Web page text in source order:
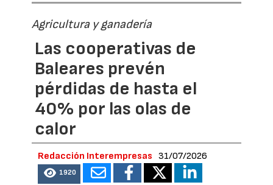
Agricultura y ganadería
Las cooperativas de
Baleares prevén
pérdidas de hasta el
40% por las olas de
calor
Redacción Interempresas 31/07/2026
1920